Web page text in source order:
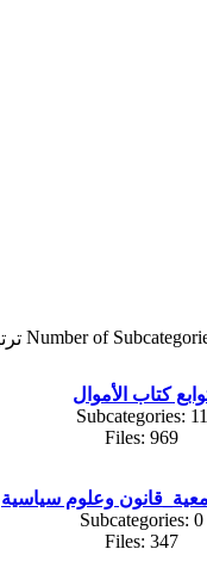
Number of
كتاب الأموال
Subcategories: 11
Files: 969
وعلوم سياسية
Subcategories: 0
Files: 347